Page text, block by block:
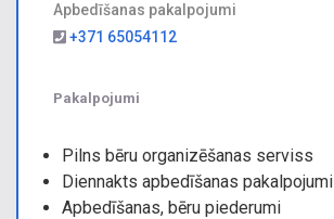
Apbedīšanas pakalpojumi
+371 65054112
Pakalpojumi
Pilns bēru organizēšanas serviss
Diennakts apbedīšanas pakalpojumi
Apbedīšanas, bēru piederumi